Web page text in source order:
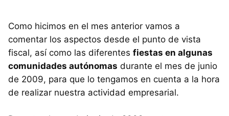
Como hicimos en el mes anterior vamos a
comentar los aspectos desde el punto de vista
fiscal, así como las diferentes fiestas en algunas
comunidades autónomas durante el mes de junio
de 2009, para que lo tengamos en cuenta a la hora
de realizar nuestra actividad empresarial.